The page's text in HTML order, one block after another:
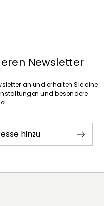
Newsletter
an und erhalten Sie eine
und besondere
hinzu